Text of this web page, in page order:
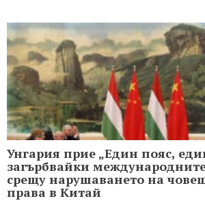
Унгария прие „Един пояс,
загърбвайки
срещу нарушаването на
права в Китай